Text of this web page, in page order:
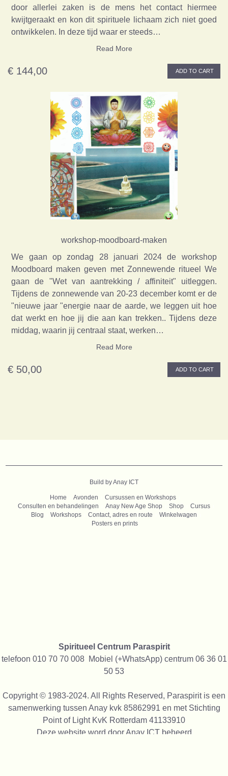
door allerlei zaken is de mens het contact hiermee
kwijtgeraakt en kon dit spirituele lichaam zich niet goed
ontwikkelen. In deze tijd waar er steeds…
Read More
€ 144,00 ADD TO CART
workshop-moodboard-maken
We gaan op zondag 28 januari 2024 de workshop
Moodboard maken geven met Zonnewende ritueel We
gaan de "Wet van aantrekking / affiniteit" uitleggen.
Tijdens de zonnewende van 20-23 december komt er de
"nieuwe jaar "energie naar de aarde, we leggen uit hoe
dat werkt en hoe jij die aan kan trekken.. Tijdens deze
middag, waarin jij centraal staat, werken…
Read More
€ 50,00 ADD TO CART
Build by Anay ICT
Home Avonden
Cursussen en Workshops
Consulten en behandelingen
Anay New Age Shop Shop
Cursus
Blog
Workshops Contact, adres en route
Winkelwagen
Posters en prints
Spiritueel Centrum Paraspirit
telefoon 010 70 70 008 Mobiel (+WhatsApp) centrum 06 36 01
50 53
Copyright © 1983-2024. All Rights Reserved, Paraspirit is een
samenwerking tussen Anay kvk 85862991 en met Stichting
Point of Light KvK Rotterdam 41133910
Deze website word door Anay ICTbeheerd